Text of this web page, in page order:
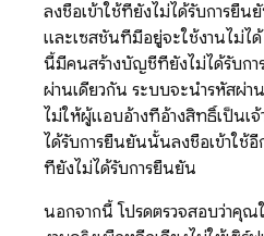
ลงชื่อเข้าใช้ที่ยังไม่ได้รับการยื
และเซสชันที่มีอยู่จะใช้งานไม่ไ
นี้มีคนสร้างบัญชีที่ยังไม่ได้รับก
ผ่านเดียวกัน ระบบจะนำรหัสผ่
ไม่ให้ผู้แอบอ้างที่อ้างสิทธิ์เป็นเ
ได้รับการยืนยันนั้นลงชื่อเข้าใช้
ที่ยังไม่ได้รับการยืนยัน
นอกจากนี้ โปรดตรวจสอบว่าคุณ